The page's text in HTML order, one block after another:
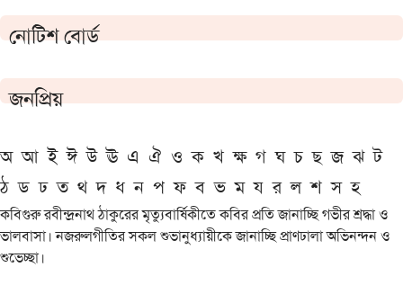
নোটিশ বোর্ড
জনপ্রিয়
অ আ ই ঈ উ ঊ এ ঐ ও ক খ ক্ষ গ ঘ চ ছ জ ঝ ট
ঠ ড ঢ ত থ দ ধ ন প ফ ব ভ ম য র ল শ স হ
কবিগুরু রবীন্দ্রনাথ ঠাকুরের মৃত্যুবার্ষিকীতে কবির প্রতি জানাচ্ছি গভীর শ্রদ্ধা ও
ভালবাসা। নজরুলগীতির সকল শুভানুধ্যায়ীকে জানাচ্ছি প্রাণঢালা অভিনন্দন ও
শুভেচ্ছা।